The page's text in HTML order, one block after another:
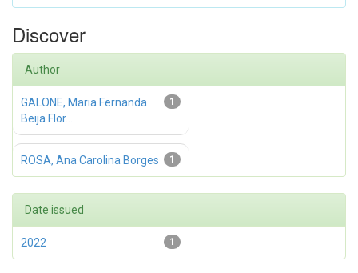
Discover
Author
1
GALONE, Maria Fernanda
Beija Flor...
1
ROSA, Ana Carolina Borges
Date issued
1
2022